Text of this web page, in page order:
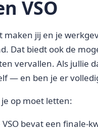
VSO
jij en je
Dat biedt ook de
vervallen. Als jullie
— en ben je er
op moet letten:
bevat een finale-